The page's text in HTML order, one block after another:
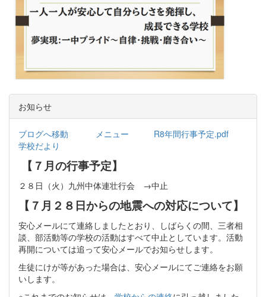
お知らせ
ブログへ移動 メニュー
R8年間行事予定.pdf
学校だより
【７月の行事予定】
２８日（火）九州中体連壮行会 →中止
【７月２８日からの地震への対応について】
安心メールにて連絡しましたとおり、しばらくの間、三者相
談、部活動等の学校の活動はすべて中止としています。活動
再開については追って安心メールでお知らせします。
生徒にけが等があった場合は、安心メールにてご連絡をお願
いします。